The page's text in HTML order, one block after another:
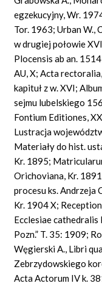
egzekucyjny, Wr.
Tor. 1963; Urban W.,
w drugiej połowie
Plocensis ab an.
AU, X; Acta
kapituł z w. XVI;
sejmu lubelskiego
Fontium Editiones,
Lustracja
Materiały do hist.
Kr. 1895;
Orichoviana, Kr.
procesu ks. Andrzeja
Kr. 1904 X;
Ecclesiae cathedralis
Pozn.” T. 35: 1909;
Węgierski A., Libri
Zebrzydowskiego
Acta Actorum IV k.